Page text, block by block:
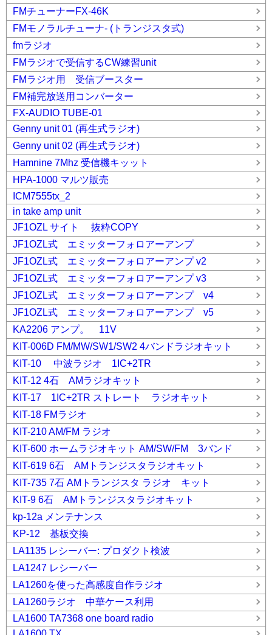
FMチューナーFX-46K
FMモノラルチューナ- (トランジスタ式)
fmラジオ
FMラジオで受信するCW練習unit
FMラジオ用 受信ブースター
FM補完放送用コンバーター
FX-AUDIO TUBE-01
Genny unit 01 (再生式ラジオ)
Genny unit 02 (再生式ラジオ)
Hamnine 7Mhz 受信機キッット
HPA-1000 マルツ販売
ICM7555tx_2
in take amp unit
JF1OZL サイト 抜粋COPY
JF1OZL式 エミッターフォロアーアンプ
JF1OZL式 エミッターフォロアーアンプ v2
JF1OZL式 エミッターフォロアーアンプ v3
JF1OZL式 エミッターフォロアーアンプ v4
JF1OZL式 エミッターフォロアーアンプ v5
KA2206 アンプ。 11V
KIT-006D FM/MW/SW1/SW2 4バンドラジオキット
KIT-10 中波ラジオ 1IC+2TR
KIT-12 4石 AMラジオキット
KIT-17 1IC+2TR ストレート ラジオキット
KIT-18 FMラジオ
KIT-210 AM/FM ラジオ
KIT-600 ホームラジオキット AM/SW/FM 3バンド
KIT-619 6石 AMトランジスタラジオキット
KIT-735 7石 AMトランジスタ ラジオ キット
KIT-9 6石 AMトランジスタラジオキット
kp-12a メンテナンス
KP-12 基板交換
LA1135 レシーバー: プロダクト検波
LA1247 レシーバー
LA1260を使った高感度自作ラジオ
LA1260ラジオ 中華ケース利用
LA1600 TA7368 one board radio